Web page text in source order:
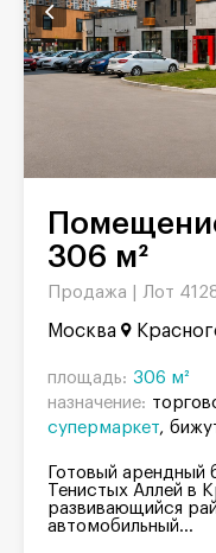
Помещение под сувениры,
306 м²
Продажа | Лот
Москва
площадь: 306 м²
назначение:
супермаркет
Готовый арендный
Тенистых Аллей в
развивающийся
автомобильный...